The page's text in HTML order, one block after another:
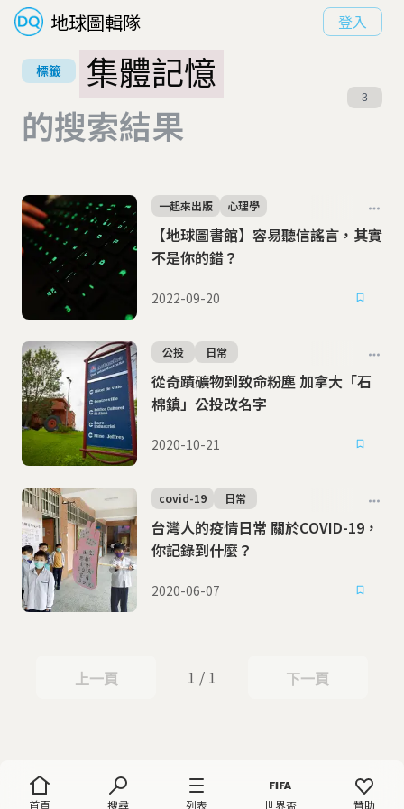
地球圖輯隊 登入
首頁 搜尋 列表 世界盃 贊助
標籤
集體記憶
的搜索結果
3
【地球圖書館】容易聽信謠言，其實
不是你的錯？
一起來出版 心理學
2022-09-20
從奇蹟礦物到致命粉塵 加拿大「石
棉鎮」公投改名字
公投 日常
2020-10-21
台灣人的疫情日常 關於COVID-19，
你記錄到什麼？
covid-19 日常
2020-06-07
上一頁
上一頁 1 / 1 下一頁
下一頁